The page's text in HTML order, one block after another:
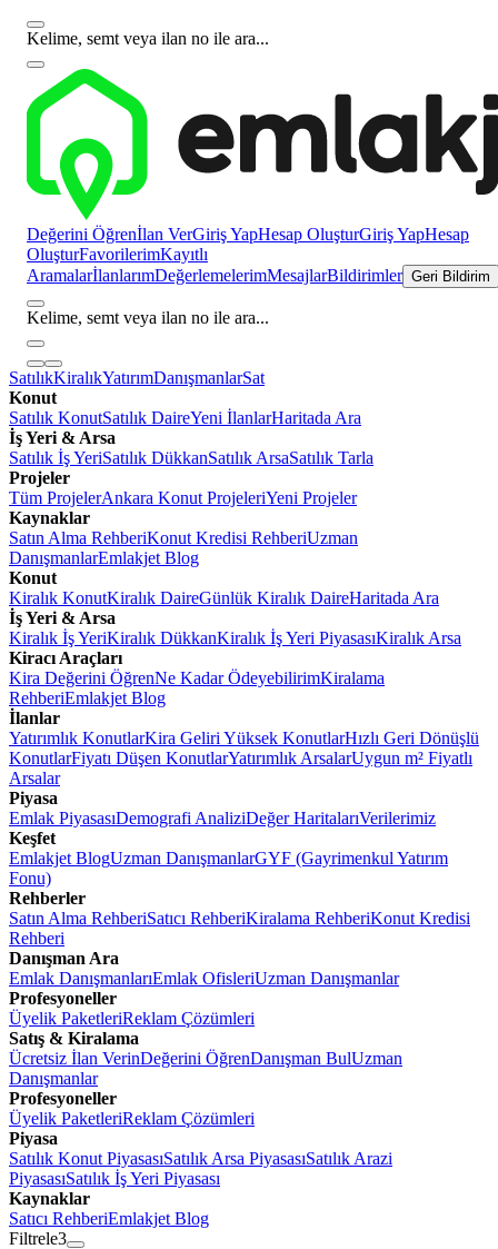
Kelime, semt veya ilan no ile ara...
Değerini Öğrenİlan VerGiriş YapHesap OluşturGiriş YapHesap
OluşturFavorilerimKayıtlı
AramalarİlanlarımDeğerlemelerimMesajlarBildirimler Geri Bildirim
Kelime, semt veya ilan no ile ara...
SatılıkKiralıkYatırımDanışmanlarSat
Konut
Satılık KonutSatılık DaireYeni İlanlarHaritada Ara
İş Yeri & Arsa
Satılık İş YeriSatılık DükkanSatılık ArsaSatılık Tarla
Projeler
Tüm ProjelerAnkara Konut ProjeleriYeni Projeler
Kaynaklar
Satın Alma RehberiKonut Kredisi RehberiUzman
DanışmanlarEmlakjet Blog
Konut
Kiralık KonutKiralık DaireGünlük Kiralık DaireHaritada Ara
İş Yeri & Arsa
Kiralık İş YeriKiralık DükkanKiralık İş Yeri PiyasasıKiralık Arsa
Kiracı Araçları
Kira Değerini ÖğrenNe Kadar ÖdeyebilirimKiralama
RehberiEmlakjet Blog
İlanlar
Yatırımlık KonutlarKira Geliri Yüksek KonutlarHızlı Geri Dönüşlü
KonutlarFiyatı Düşen KonutlarYatırımlık ArsalarUygun m² Fiyatlı
Arsalar
Piyasa
Emlak PiyasasıDemografi AnaliziDeğer HaritalarıVerilerimiz
Keşfet
Emlakjet BlogUzman DanışmanlarGYF (Gayrimenkul Yatırım
Fonu)
Rehberler
Satın Alma RehberiSatıcı RehberiKiralama RehberiKonut Kredisi
Rehberi
Danışman Ara
Emlak DanışmanlarıEmlak OfisleriUzman Danışmanlar
Profesyoneller
Üyelik PaketleriReklam Çözümleri
Satış & Kiralama
Ücretsiz İlan VerinDeğerini ÖğrenDanışman BulUzman
Danışmanlar
Profesyoneller
Üyelik PaketleriReklam Çözümleri
Piyasa
Satılık Konut PiyasasıSatılık Arsa PiyasasıSatılık Arazi
PiyasasıSatılık İş Yeri Piyasası
Kaynaklar
Satıcı RehberiEmlakjet Blog
Filtrele3